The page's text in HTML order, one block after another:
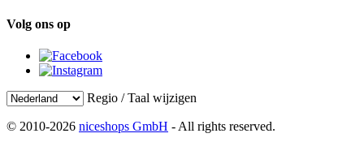
Volg ons op
Regio / Taal wijzigen
© 2010-2026 niceshops GmbH - All rights reserved.